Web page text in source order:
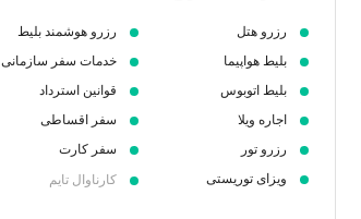
رزرو هتل
بلیط هواپیما
بلیط اتوبوس
اجاره ویلا
رزرو تور
ویزای توریستی
رزرو هوشمند بلیط
خدمات سفر سازمانی
قوانین استرداد
سفر اقساطی
سفر کارت
کارناوال تایم